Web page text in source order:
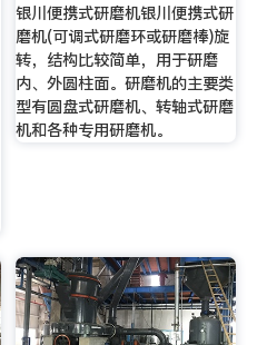
银川便携式研磨机银川便携式研
磨机(可调式研磨环或研磨棒)旋
转，结构比较简单，用于研磨
内、外圆柱面。研磨机的主要类
型有圆盘式研磨机、转轴式研磨
机和各种专用研磨机。